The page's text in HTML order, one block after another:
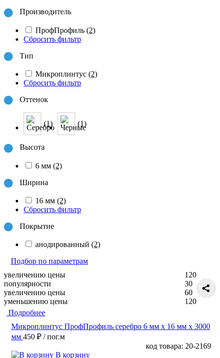
Производитель
ПрофПрофиль (2)
Сбросить фильтр
Тип
Микроплинтус (2)
Сбросить фильтр
Оттенок
(1) (1)
Высота
6 мм (2)
Ширина
16 мм (2)
Сбросить фильтр
Покрытие
анодированный (2)
Подбор по параметрам
увеличению цены
популярности
увеличению цены
уменьшению цены
120
30
60
120
Подробнее
Микроплинтус ПрофПрофиль серебро 6 мм x 16 мм х 3000
мм 450 ₽ / пог.м
код товара: 20-2169
В корзину